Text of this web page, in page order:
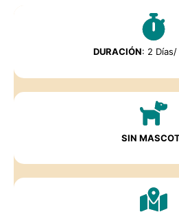
DURACIÓN: 2
SIN